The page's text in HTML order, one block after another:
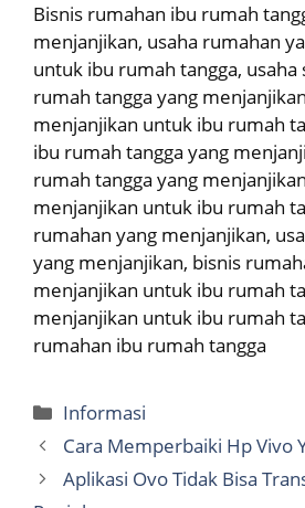
Bisnis rumahan ibu rumah
menjanjikan, usaha rumahan
untuk ibu rumah tangga, usaha
rumah tangga yang
menjanjikan untuk ibu rumah
ibu rumah tangga yang
rumah tangga yang
menjanjikan untuk ibu rumah
rumahan yang menjanjikan,
yang menjanjikan, bisnis
menjanjikan untuk ibu rumah
menjanjikan untuk ibu rumah
rumahan ibu rumah tangga
Categories
Informasi
Cara Memperbaiki Hp Vivo
Aplikasi Ovo Tidak Bisa